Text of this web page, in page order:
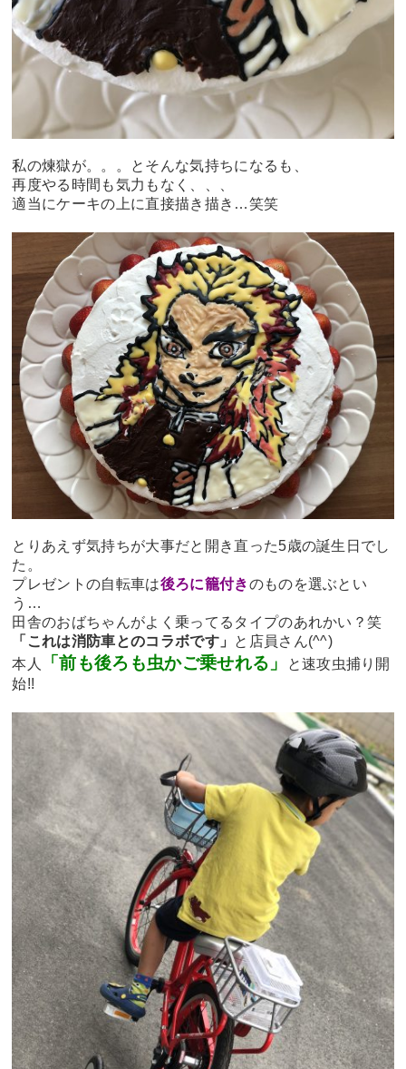
私の煉獄が。。。とそんな気持ちになるも、
再度やる時間も気力もなく、、、
適当にケーキの上に直接描き描き…笑笑
とりあえず気持ちが大事だと開き直った5歳の誕生日でし
た。
プレゼントの自転車は後ろに籠付きのものを選ぶとい
う…
田舎のおばちゃんがよく乗ってるタイプのあれかい？笑
「これは消防車とのコラボです」
と店員さん(^^)
本人
「前も後ろも虫かご乗せれる」
と速攻虫捕り開
始!!